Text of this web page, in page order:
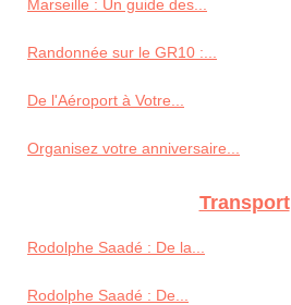
Marseille : Un guide des...
Randonnée sur le GR10 :...
De l'Aéroport à Votre...
Organisez votre anniversaire...
Transport
Rodolphe Saadé : De la...
Rodolphe Saadé : De...